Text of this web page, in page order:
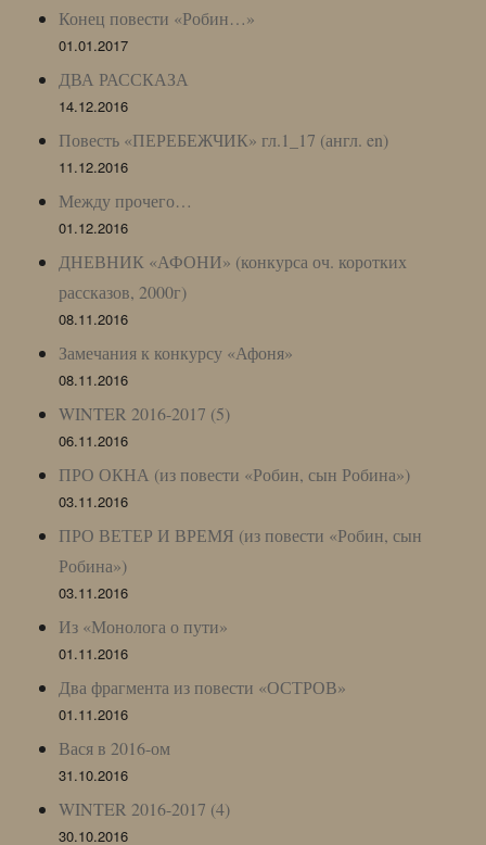
Конец повести «Робин…»
01.01.2017
ДВА РАССКАЗА
14.12.2016
Повесть «ПЕРЕБЕЖЧИК» гл.1_17 (англ. en)
11.12.2016
Между прочего…
01.12.2016
ДНЕВНИК «АФОНИ» (конкурса оч. коротких
рассказов, 2000г)
08.11.2016
Замечания к конкурсу «Афоня»
08.11.2016
WINTER 2016-2017 (5)
06.11.2016
ПРО ОКНА (из повести «Робин, сын Робина»)
03.11.2016
ПРО ВЕТЕР И ВРЕМЯ (из повести «Робин, сын
Робина»)
03.11.2016
Из «Монолога о пути»
01.11.2016
Два фрагмента из повести «ОСТРОВ»
01.11.2016
Вася в 2016-ом
31.10.2016
WINTER 2016-2017 (4)
30.10.2016